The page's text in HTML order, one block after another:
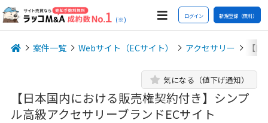
(※) ログイン 新規登録（無料）
案件一覧 Webサイト（ECサイト） アクセサリー 【
【日本国内における販売権契約付き】シンプ
ル高級アクセサリーブランドECサイト
気になる（値下げ通知）